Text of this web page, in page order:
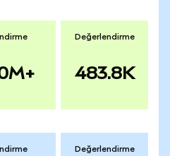
Değerlendirme
483.8K
Değerlendirme